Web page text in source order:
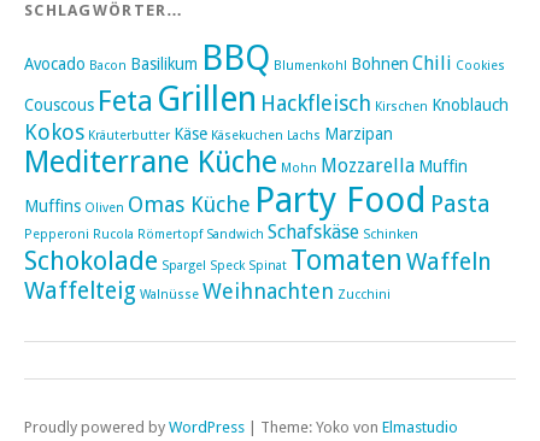
SCHLAGWÖRTER…
Avocado Bacon Basilikum BBQ Blumenkohl Bohnen Chili Cookies
Couscous Feta Grillen Hackfleisch Kirschen Knoblauch
Kokos Kräuterbutter Käse Käsekuchen Lachs Marzipan
Mediterrane Küche Mohn Mozzarella Muffin
Muffins Oliven Omas Küche Party Food Pasta
Pepperoni Rucola Römertopf Sandwich Schafskäse Schinken
Schokolade Spargel Speck Spinat Tomaten Waffeln
Waffelteig Walnüsse Weihnachten Zucchini
Proudly powered by WordPress Theme: Yoko von Elmastudio